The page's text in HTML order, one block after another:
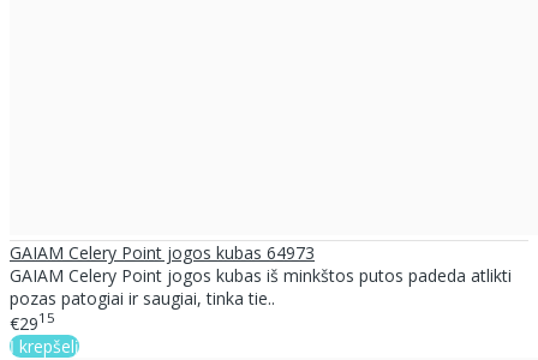
GAIAM Celery Point jogos kubas 64973
GAIAM Celery Point jogos kubas iš minkštos putos padeda atlikti
pozas patogiai ir saugiai, tinka tie..
€2915
Į krepšelį